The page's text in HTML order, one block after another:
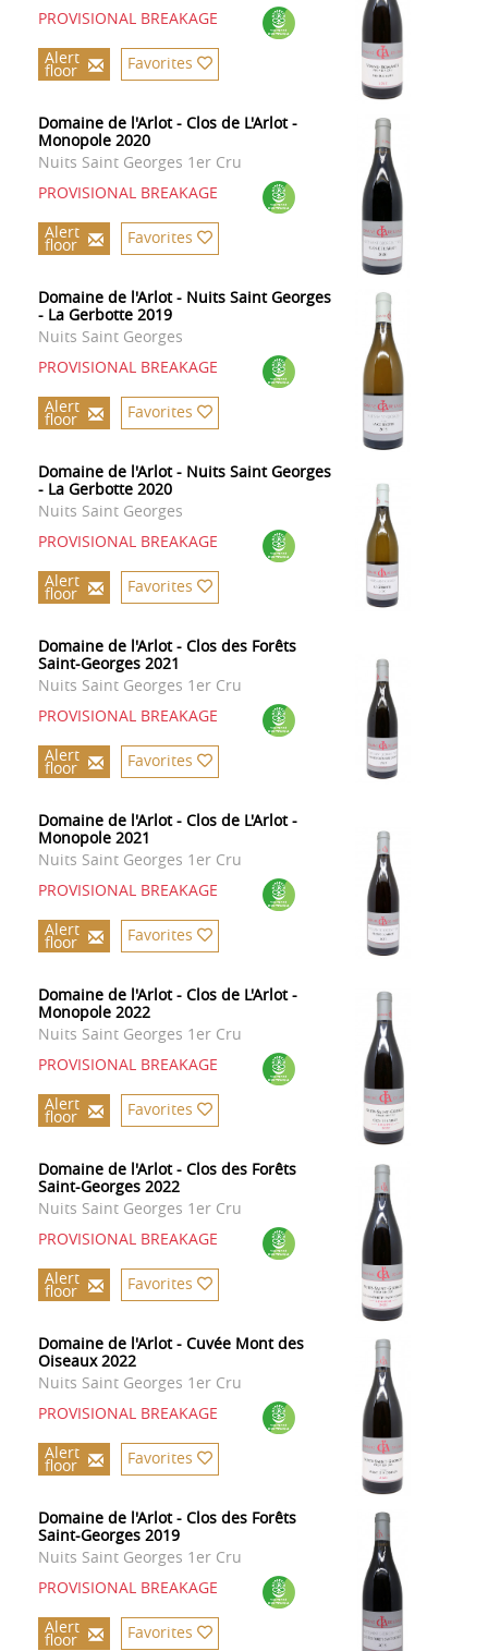
PROVISIONAL BREAKAGE
Alert
floor Favorites
Domaine de l'Arlot - Clos de L'Arlot -
Monopole 2020
Nuits Saint Georges 1er Cru
PROVISIONAL BREAKAGE
Alert
floor Favorites
Domaine de l'Arlot - Nuits Saint Georges
- La Gerbotte 2019
Nuits Saint Georges
PROVISIONAL BREAKAGE
Alert
floor Favorites
Domaine de l'Arlot - Nuits Saint Georges
- La Gerbotte 2020
Nuits Saint Georges
PROVISIONAL BREAKAGE
Alert
floor Favorites
Domaine de l'Arlot - Clos des Forêts
Saint-Georges 2021
Nuits Saint Georges 1er Cru
PROVISIONAL BREAKAGE
Alert
floor Favorites
Domaine de l'Arlot - Clos de L'Arlot -
Monopole 2021
Nuits Saint Georges 1er Cru
PROVISIONAL BREAKAGE
Alert
floor Favorites
Domaine de l'Arlot - Clos de L'Arlot -
Monopole 2022
Nuits Saint Georges 1er Cru
PROVISIONAL BREAKAGE
Alert
floor Favorites
Domaine de l'Arlot - Clos des Forêts
Saint-Georges 2022
Nuits Saint Georges 1er Cru
PROVISIONAL BREAKAGE
Alert
floor Favorites
Domaine de l'Arlot - Cuvée Mont des
Oiseaux 2022
Nuits Saint Georges 1er Cru
PROVISIONAL BREAKAGE
Alert
floor Favorites
Domaine de l'Arlot - Clos des Forêts
Saint-Georges 2019
Nuits Saint Georges 1er Cru
PROVISIONAL BREAKAGE
Alert
floor Favorites